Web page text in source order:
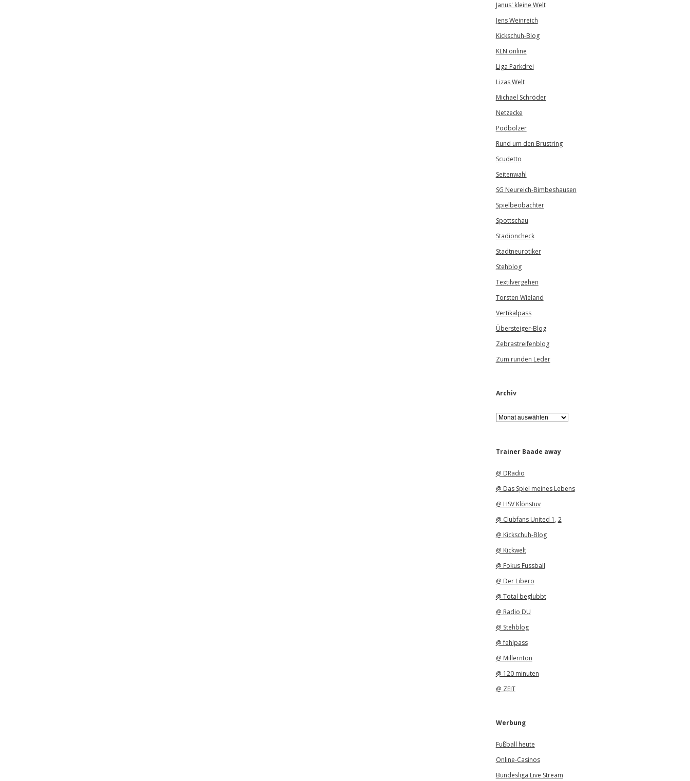
Janus' kleine Welt
Jens Weinreich
Kickschuh-Blog
KLN online
Liga Parkdrei
Lizas Welt
Michael Schröder
Netzecke
Podbolzer
Rund um den Brustring
Scudetto
Seitenwahl
SG Neureich-Bimbeshausen
Spielbeobachter
Spottschau
Stadioncheck
Stadtneurotiker
Stehblog
Textilvergehen
Torsten Wieland
Vertikalpass
Übersteiger-Blog
Zebrastreifenblog
Zum runden Leder
Archiv
A
r
iTrainer Baade away
@ DRadio
@ Das Spiel meines Lebens
@ HSV Klönstuv
@ Clubfans United 1 , 2
@ Kickschuh-Blog
@ Kickwelt
@ Fokus Fussball
@ Der Libero
@ Total beglubbt
@ Radio DU
@ Stehblog
@ fehlpass
@ Millernton
@ 120 minuten
@ ZEIT
Werbung
Fußball heute
Online-Casinos
Bundesliga Live Stream